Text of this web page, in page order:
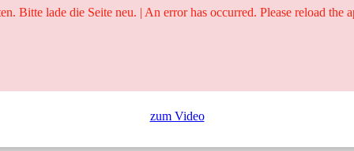
zum Video
Bitte lade die Seite neu. | An error has occurred. Please reload the